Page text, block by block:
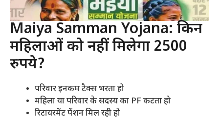
Maiya Samman Yojana: किन
महिलाओं को नहीं मिलेगा 2500
रुपये?
परिवार इनकम टैक्स भरता हो
महिला या परिवार के सदस्य का PF कटता हो
रिटायरमेंट पेंशन मिल रही हो